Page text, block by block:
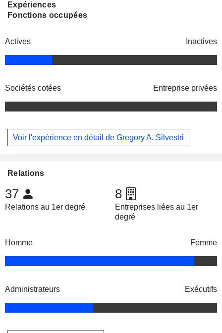
Expériences
Fonctions occupées
Actives Inactives
Sociétés cotées Entreprise privées
Voir l'expérience en détail de Gregory A. Silvestri
Relations
37
Relations au 1er degré
8
Entreprises liées au 1er
degré
Homme Femme
Administrateurs Exécutifs